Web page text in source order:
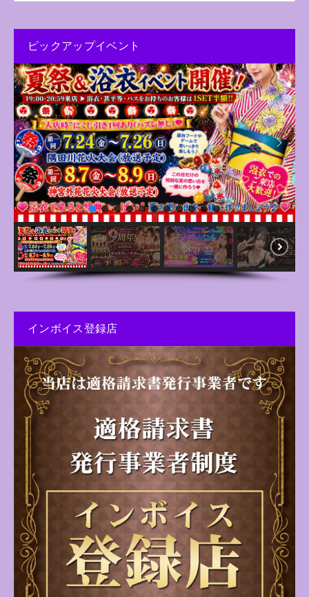
ピックアップイベント
インボイス登録店